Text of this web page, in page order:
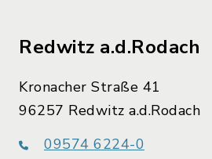
Redwitz a.d.Rodach
Kronacher Straße 41
96257 Redwitz a.d.Rodach
09574 6224-0